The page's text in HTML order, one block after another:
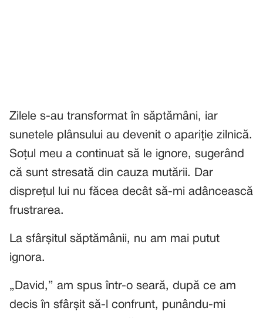
Zilele s-au transformat în săptămâni, iar
sunetele plânsului au devenit o apariție zilnică.
Soțul meu a continuat să le ignore, sugerând
că sunt stresată din cauza mutării. Dar
disprețul lui nu făcea decât să-mi adâncească
frustrarea.
La sfârșitul săptămânii, nu am mai putut
ignora.
„David,” am spus într-o seară, după ce am
decis în sfârșit să-l confrunt, punându-mi